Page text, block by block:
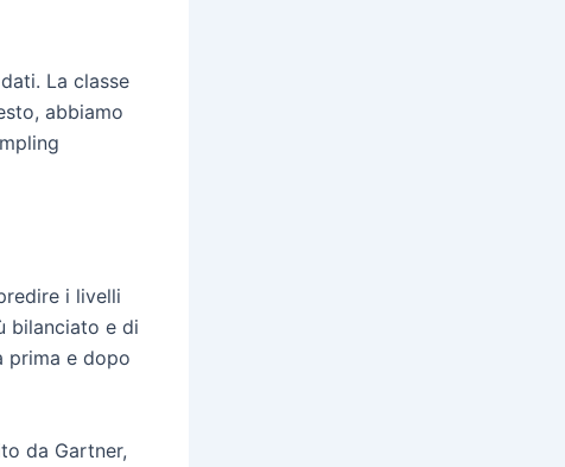
La classe
abbiamo
i livelli
bilanciato e di
prima e dopo
da Gartner,